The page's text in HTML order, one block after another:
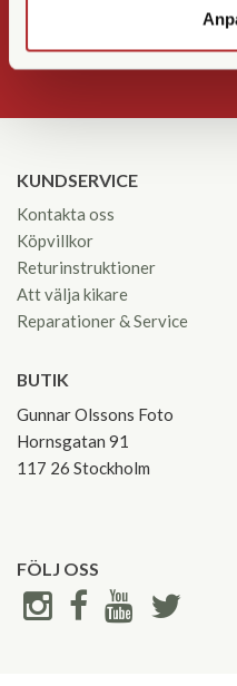
KUNDSERVICE
Kontakta oss
Köpvillkor
Returinstruktioner
Att välja kikare
Reparationer & Service
BUTIK
Gunnar Olssons Foto
Hornsgatan 91
117 26 Stockholm
FÖLJ OSS